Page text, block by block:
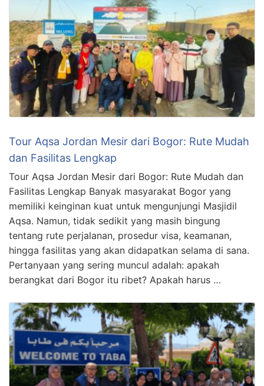
Tour Aqsa Jordan Mesir dari Bogor: Rute Mudah
dan Fasilitas Lengkap
Tour Aqsa Jordan Mesir dari Bogor: Rute Mudah dan
Fasilitas Lengkap Banyak masyarakat Bogor yang
memiliki keinginan kuat untuk mengunjungi Masjidil
Aqsa. Namun, tidak sedikit yang masih bingung
tentang rute perjalanan, prosedur visa, keamanan,
hingga fasilitas yang akan didapatkan selama di sana.
Pertanyaan yang sering muncul adalah: apakah
berangkat dari Bogor itu ribet? Apakah harus …